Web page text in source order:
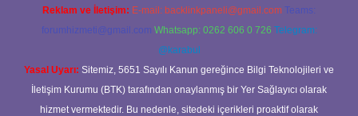
Reklam ve İletişim: E-mail: backlinkpaneli@gmail.com Teams:
forumhizmeti@gmail.com Whatsapp: 0262 606 0 726 Telegram:
@karabul
Yasal Uyarı: Sitemiz, 5651 Sayılı Kanun gereğince Bilgi Teknolojileri ve
İletişim Kurumu (BTK) tarafından onaylanmış bir Yer Sağlayıcı olarak
hizmet vermektedir. Bu nedenle, sitedeki içerikleri proaktif olarak